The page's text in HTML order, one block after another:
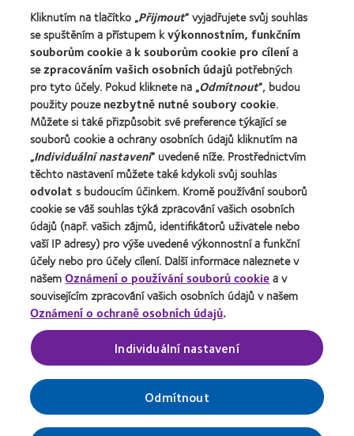
Nový uživatel
Zkušený uživatel
Blog
O společnosti CooperVision
Kariéra v CooperVision
Kontaktujte nás
Právní rámec
Ochrana osobních údajů
Oznámení o používání souborů cookie
Podmínky poskytování služeb
Pravidla zasílání komentářů
Správa nastavení souhlasu
© 2026CooperVision|SoučástCooperCompanies| Kontaktní
čočky výrobce CooperVision jsou zdravotnické prostředky
Kliknutím na tlačítko „Přijmout“ vyjadřujete svůj souhlas
se spuštěním a přístupem kvýkonnostním, funkčním
souborům cookiea k souborům cookie pro cílenía
sezpracováním vašich osobních údajů potřebných
pro tyto účely. Pokud kliknete na „Odmítnout“, budou
použity pouzenezbytně nutné soubory cookie.
Můžete si také přizpůsobit své preference týkající se
souborů cookie a ochrany osobních údajů kliknutím na
„Individuální nastavení“ uvedené níže. Prostřednictvím
těchto nastavení můžete také kdykoli svůj souhlas
odvolat s budoucím účinkem. Kromě používání souborů
cookie se váš souhlas týká zpracování vašich osobních
údajů (např. vašich zájmů, identifikátorů uživatele nebo
vaší IP adresy) pro výše uvedené výkonnostní a funkční
účely nebo pro účely cílení. Další informace naleznete v
našemOznámení o používání souborů cookiea v
souvisejícím zpracování vašich osobních údajů v našem
Oznámení o ochraně osobních údajů.
Individuální nastavení
Odmítnout